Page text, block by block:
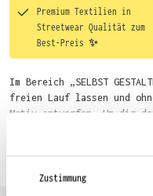
Zustimmung
Premium Textilien in
Streetwear Qualität zum
Best-Preis ✨
Im Bereich „SELBST
freien Lauf lassen und
Motiv entwerfen. Um dir
wir eine von unseren
Wähle einfach deine
du auch bequem über